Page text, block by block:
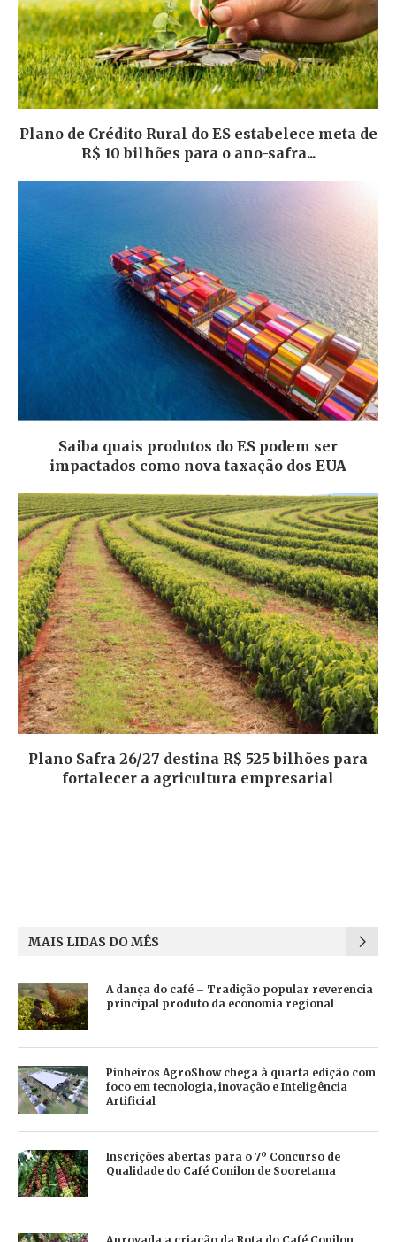
Plano de Crédito Rural do ES estabelece meta de
R$ 10 bilhões para o ano-safra...
Saiba quais produtos do ES podem ser
impactados como nova taxação dos EUA
Plano Safra 26/27 destina R$ 525 bilhões para
fortalecer a agricultura empresarial
MAIS LIDAS DO MÊS
A dança do café – Tradição popular reverencia
principal produto da economia regional
Pinheiros AgroShow chega à quarta edição com
foco em tecnologia, inovação e Inteligência
Artificial
Inscrições abertas para o 7º Concurso de
Qualidade do Café Conilon de Sooretama